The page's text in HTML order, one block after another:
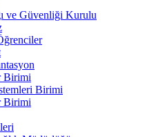
ve Güvenliği Kurulu
Birimi
Birimi
Birimi